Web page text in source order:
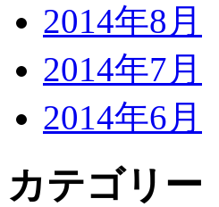
2014年8月
2014年7月
2014年6月
カテゴリー